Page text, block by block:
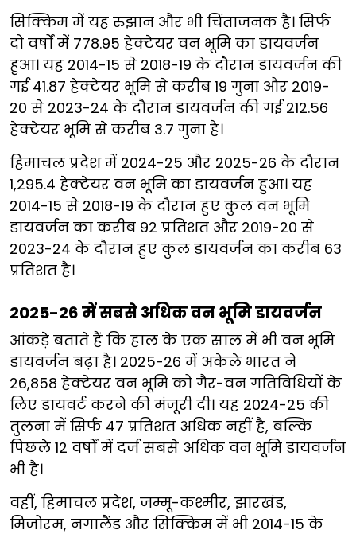
सिक्किम में यह रुझान और भी चिंताजनक है। सिर्फ
दो वर्षों में 778.95 हेक्टेयर वन भूमि का डायवर्जन
हुआ। यह 2014-15 से 2018-19 के दौरान डायवर्जन की
गई 41.87 हेक्टेयर भूमि से करीब 19 गुना और 2019-
20 से 2023-24 के दौरान डायवर्जन की गई 212.56
हेक्टेयर भूमि से करीब 3.7 गुना है।
हिमाचल प्रदेश में 2024-25 और 2025-26 के दौरान
1,295.4 हेक्टेयर वन भूमि का डायवर्जन हुआ। यह
2014-15 से 2018-19 के दौरान हुए कुल वन भूमि
डायवर्जन का करीब 92 प्रतिशत और 2019-20 से
2023-24 के दौरान हुए कुल डायवर्जन का करीब 63
प्रतिशत है।
2025-26 में सबसे अधिक वन भूमि डायवर्जन
आंकड़े बताते हैं कि हाल के एक साल में भी वन भूमि
डायवर्जन बढ़ा है। 2025-26 में अकेले भारत ने
26,858 हेक्टेयर वन भूमि को गैर-वन गतिविधियों के
लिए डायवर्ट करने की मंजूरी दी। यह 2024-25 की
तुलना में सिर्फ 47 प्रतिशत अधिक नहीं है, बल्कि
पिछले 12 वर्षों में दर्ज सबसे अधिक वन भूमि डायवर्जन
भी है।
वहीं, हिमाचल प्रदेश, जम्मू-कश्मीर, झारखंड,
मिजोरम, नगालैंड और सिक्किम में भी 2014-15 के